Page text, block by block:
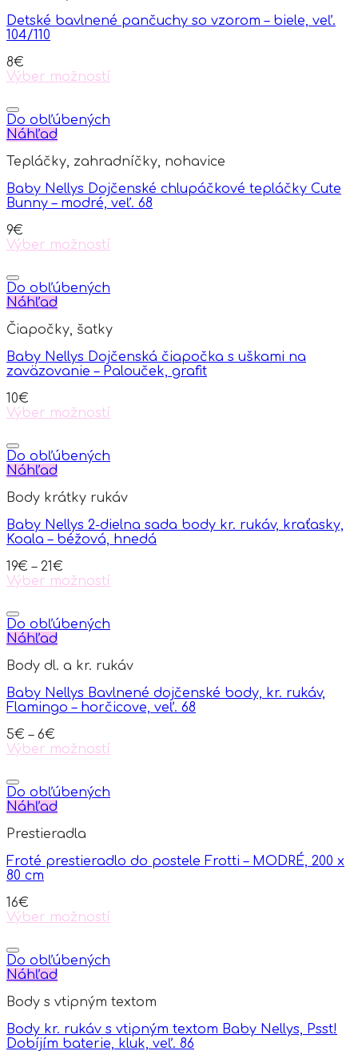
Detské bavlnené pančuchy so vzorom – biele, veľ.
104/110
8€
Výber možností
product
has
multiple
The
may
be
on
the
page
Do obľúbených
Náhľad
Tepláčky, zahradníčky, nohavice
Baby Nellys Dojčenské chlupáčkové tepláčky Cute
Bunny – modré, veľ. 68
9€
Výber možností
product
has
multiple
The
may
be
on
the
page
Do obľúbených
Náhľad
Čiapočky, šatky
Baby Nellys Dojčenská čiapočka s uškami na
zaväzovanie – Palouček, grafit
10€
Výber možností
product
has
multiple
The
may
be
on
the
page
Do obľúbených
Náhľad
Body krátky rukáv
Baby Nellys 2-dielna sada body kr. rukáv, kraťasky,
Koala – béžová, hnedá
19€ – 21€
Výber možností
product
has
multiple
The
may
be
on
the
page
Do obľúbených
Náhľad
Body dl. a kr. rukáv
Baby Nellys Bavlnené dojčenské body, kr. rukáv,
Flamingo – horčicove, veľ. 68
5€ – 6€
Výber možností
product
has
multiple
The
may
be
on
the
page
Do obľúbených
Náhľad
Prestieradla
Froté prestieradlo do postele Frotti – MODRÉ, 200 x
80 cm
16€
Výber možností
product
has
multiple
The
may
be
Do obľúbených
Náhľad
Body s vtipným textom
Body kr. rukáv s vtipným textom Baby Nellys, Psst!
Dobíjím baterie, kluk, veľ. 86